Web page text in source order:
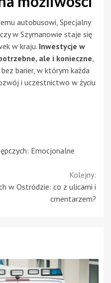
autobusowi, Specjalny
w Szymanowie staje się
w kraju. Inwestycje w
ale i konieczne
barier, w którym każda
i uczestnictwo w życiu
Emocjonalne
Kolejny:
w Ostródzie: co z ulicami i
cmentarzem?